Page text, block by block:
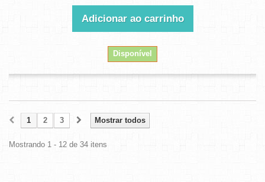
Adicionar ao carrinho
Disponível
Mostrar todos
1 2 3
Mostrando 1 - 12 de 34 itens